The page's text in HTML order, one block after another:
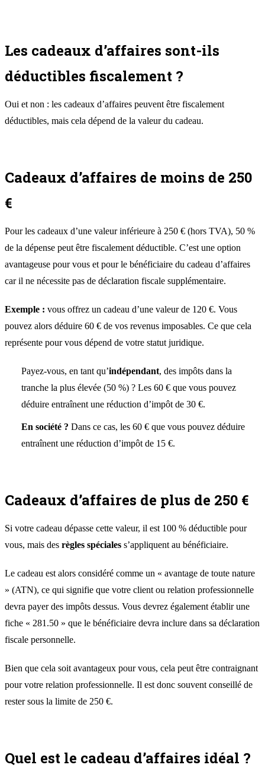
Les cadeaux d’affaires sont-ils
déductibles fiscalement ?
Oui et non : les cadeaux d’affaires peuvent être fiscalement
déductibles, mais cela dépend de la valeur du cadeau.
Cadeaux d’affaires de moins de 250
€
Pour les cadeaux d’une valeur inférieure à 250 € (hors TVA), 50 %
de la dépense peut être fiscalement déductible. C’est une option
avantageuse pour vous et pour le bénéficiaire du cadeau d’affaires
car il ne nécessite pas de déclaration fiscale supplémentaire.
Exemple : vous offrez un cadeau d’une valeur de 120 €. Vous
pouvez alors déduire 60 € de vos revenus imposables. Ce que cela
représente pour vous dépend de votre statut juridique.
Payez-vous, en tant qu’indépendant, des impôts dans la
tranche la plus élevée (50 %) ? Les 60 € que vous pouvez
déduire entraînent une réduction d’impôt de 30 €.
En société ? Dans ce cas, les 60 € que vous pouvez déduire
entraînent une réduction d’impôt de 15 €.
Cadeaux d’affaires de plus de 250 €
Si votre cadeau dépasse cette valeur, il est 100 % déductible pour
vous, mais des règles spéciales s’appliquent au bénéficiaire.
Le cadeau est alors considéré comme un « avantage de toute nature
» (ATN), ce qui signifie que votre client ou relation professionnelle
devra payer des impôts dessus. Vous devrez également établir une
fiche « 281.50 » que le bénéficiaire devra inclure dans sa déclaration
fiscale personnelle.
Bien que cela soit avantageux pour vous, cela peut être contraignant
pour votre relation professionnelle. Il est donc souvent conseillé de
rester sous la limite de 250 €.
Quel est le cadeau d’affaires idéal ?